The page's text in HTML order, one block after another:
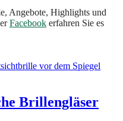
Angebote, Highlights und
Facebook erfahren Sie es
Brillengläser